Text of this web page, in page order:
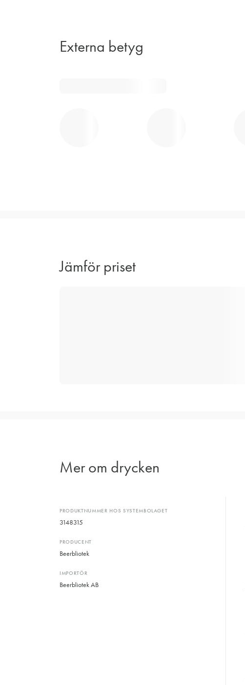
Externa betyg
Jämför priset
Mer om drycken
PRODUKTNUMMER HOS SYSTEMBOLAGET
3148315
PRODUCENT
Beerbliotek
IMPORTÖR
Beerbliotek AB